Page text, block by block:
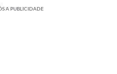
A PUBLICIDADE